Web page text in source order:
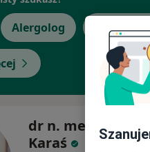
Alergolog
dr n. med.
Karaś